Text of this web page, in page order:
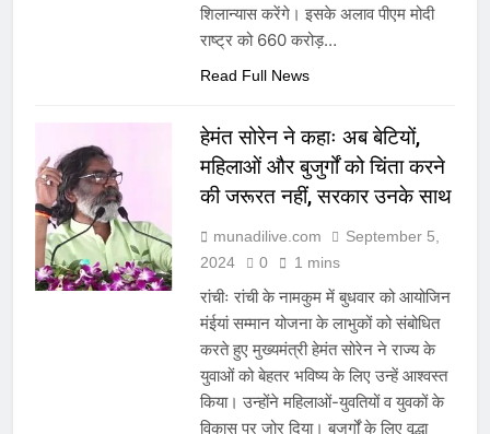
शिलान्यास करेंगे। इसके अलाव पीएम मोदी
राष्ट्र को 660 करोड़…
Read Full News
हेमंत सोरेन ने कहाः अब बेटियों,
महिलाओं और बुजुर्गों को चिंता करने
की जरूरत नहीं, सरकार उनके साथ
munadilive.com
September 5,
2024
0 1 mins
रांचीः रांची के नामकुम में बुधवार को आयोजिन
मंईयां सम्मान योजना के लाभुकों को संबोधित
करते हुए मुख्यमंत्री हेमंत सोरेन ने राज्य के
युवाओं को बेहतर भविष्य के लिए उन्हें आश्वस्त
किया। उन्होंने महिलाओं-युवतियों व युवकों के
विकास पर जोर दिया। बुजुर्गों के लिए वृद्धा